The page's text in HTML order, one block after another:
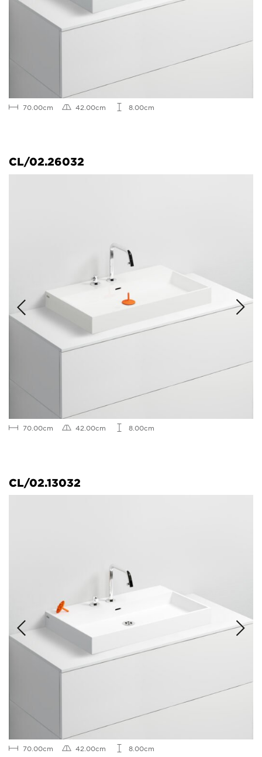
70.00cm 42.00cm 8.00cm
CL/02.26032
70.00cm 42.00cm 8.00cm
CL/02.13032
70.00cm 42.00cm 8.00cm